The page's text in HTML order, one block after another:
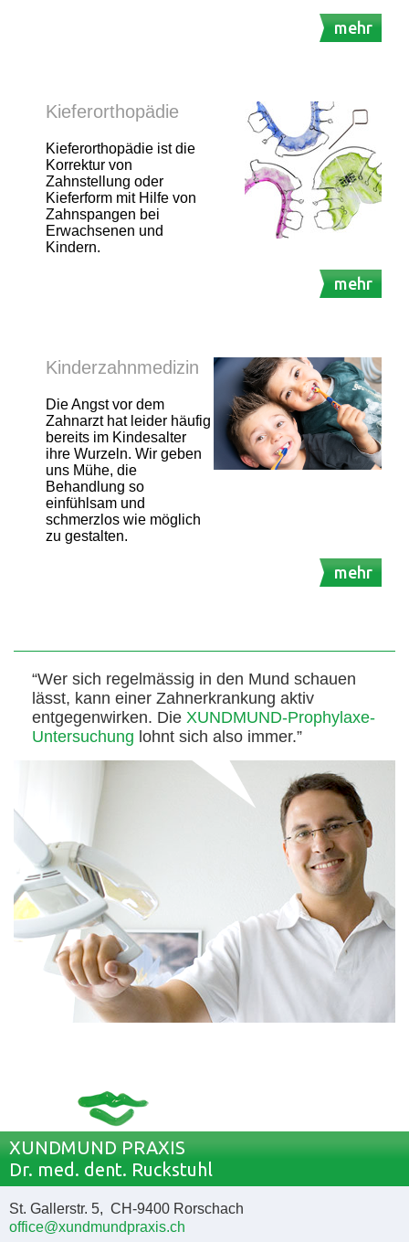
mehr
Kieferorthopädie
Kieferorthopädie ist die
Korrektur von
Zahnstellung oder
Kieferform mit Hilfe von
Zahnspangen bei
Erwachsenen und
Kindern.
mehr
Kinderzahnmedizin
Die Angst vor dem
Zahnarzt hat leider häufig
bereits im Kindesalter
ihre Wurzeln. Wir geben
uns Mühe, die
Behandlung so
einfühlsam und
schmerzlos wie möglich
zu gestalten.
mehr
“Wer sich regelmässig in den Mund schauen
lässt, kann einer Zahnerkrankung aktiv
entgegenwirken. Die XUNDMUND-Prophylaxe-
Untersuchung lohnt sich also immer.”
XUNDMUND PRAXIS
Dr. med. dent. Ruckstuhl
St. Gallerstr. 5, CH-9400 Rorschach
office@xundmundpraxis.ch